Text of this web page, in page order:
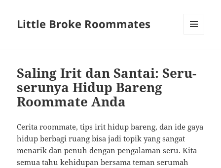
Little Broke Roommates
Saling Irit dan Santai: Seru-
serunya Hidup Bareng
Roommate Anda
Cerita roommate, tips irit hidup bareng, dan ide gaya
hidup berbagi ruang bisa jadi topik yang sangat
menarik dan penuh dengan pengalaman seru. Kita
semua tahu kehidupan bersama teman serumah